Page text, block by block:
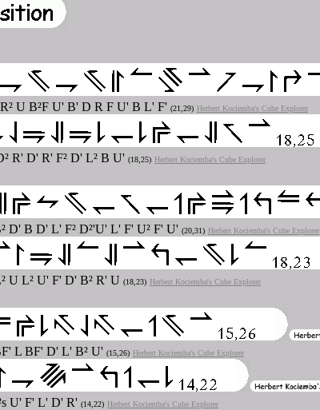
U B²F U' B' D R F U' B L' F' (21,29) Herbert Kociemba's Cube Explorer
R' D' R' F² D' L² B U' (18,25) Herbert Kociemba's Cube Explorer
D' B D' L' F² D²'U' L' F' U² F' U' (20,31) Herbert Kociemba's Cube Explorer
U L² U' F' D' B² R' U (18,23) Herbert Kociemba's Cube Explorer
L BF' D' L' B² U' (15,26) Herbert Kociemba's Cube Explorer
U' F' L' D' R' (14,22) Herbert Kociemba's Cube Explorer